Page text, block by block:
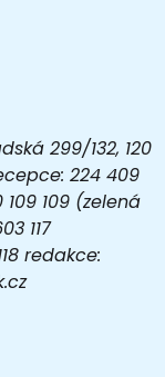
299/132, 120
224 409
109 (zelená
117
redakce: